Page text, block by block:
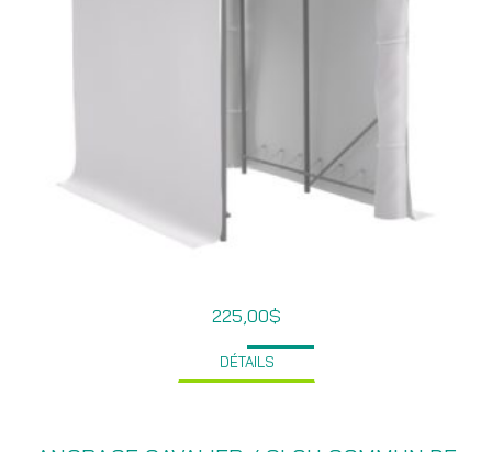
225,00$
DÉTAILS